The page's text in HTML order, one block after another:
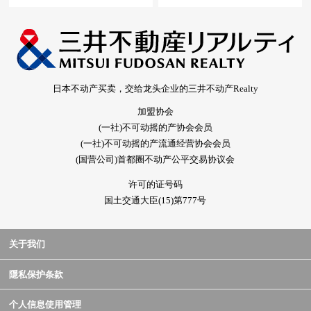
日本不动产买卖，交给龙头企业的三井不动产Realty
加盟协会
(一社)不可动摇的产协会会员
(一社)不可动摇的产流通经营协会会员
(国营公司)首都圈不动产公平交易协议会
许可的证号码
国土交通大臣(15)第777号
关于我们
隱私保护条款
个人信息使用管理